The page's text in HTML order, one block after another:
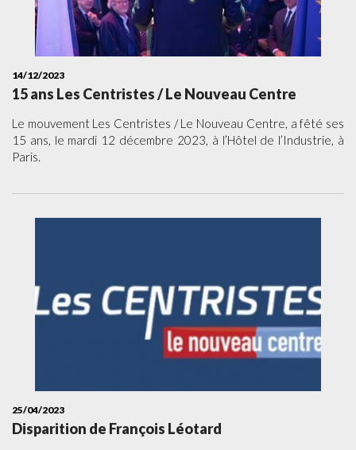
14/12/2023
15 ans Les Centristes / Le Nouveau Centre
Le mouvement Les Centristes / Le Nouveau Centre, a fêté ses
15 ans, le mardi 12 décembre 2023, à l’Hôtel de l’Industrie, à
Paris.
25/04/2023
Disparition de François Léotard